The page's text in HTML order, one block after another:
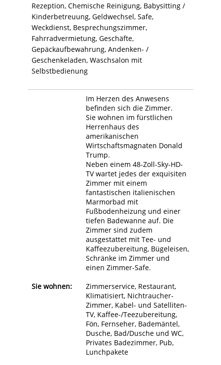
Rezeption, Chemische Reinigung, Babysitting /
Kinderbetreuung, Geldwechsel, Safe,
Weckdienst, Besprechungszimmer,
Fahrradvermietung, Geschäfte,
Gepäckaufbewahrung, Andenken- /
Geschenkeladen, Waschsalon mit
Selbstbedienung
Sie wohnen:
Im Herzen des Anwesens
befinden sich die Zimmer.
Sie wohnen im fürstlichen
Herrenhaus des
amerikanischen
Wirtschaftsmagnaten Donald
Trump.
Neben einem 48-Zoll-Sky-HD-
TV wartet jedes der exquisiten
Zimmer mit einem
fantastischen italienischen
Marmorbad mit
Fußbodenheizung und einer
tiefen Badewanne auf. Die
Zimmer sind zudem
ausgestattet mit Tee- und
Kaffeezubereitung, Bügeleisen,
Schränke im Zimmer und
einen Zimmer-Safe.
Zimmerservice, Restaurant,
Klimatisiert, Nichtraucher-
Zimmer, Kabel- und Satelliten-
TV, Kaffee-/Teezubereitung,
Fön, Fernseher, Bademäntel,
Dusche, Bad/Dusche und WC,
Privates Badezimmer, Pub,
Lunchpakete